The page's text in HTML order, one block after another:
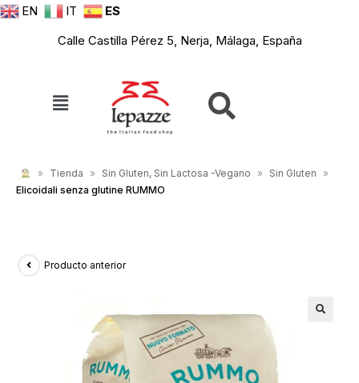
EN IT
ES
Calle Castilla Pérez 5, Nerja, Málaga, España
» Tienda » Sin Gluten, Sin Lactosa -Vegano » Sin Gluten
»
Elicoidali senza glutine RUMMO
Producto anterior